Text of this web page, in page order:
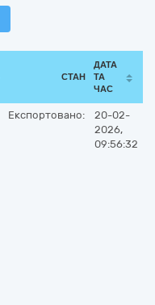
СТАН
ДАТА
ТА
ЧАС
Експортовано:
20-02-
2026,
09:56:32